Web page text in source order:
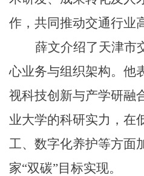
作，共同推动交通行业
薛文介绍了天津市
心业务与组织架构。他
视科技创新与产学研融
业大学的科研实力，在
工、数字化养护等方面
家“双碳”目标实现。